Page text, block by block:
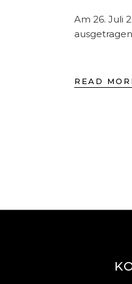
Am 26. Juli
READ